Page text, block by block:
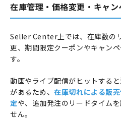
在庫管理・価格変更・キャ
Seller Center上では、在庫数の
更、期間限定クーポンやキャン
す。
動画やライブ配信がヒットする
があるため、在庫切れによる販
定や、追加発注のリードタイム
せん。